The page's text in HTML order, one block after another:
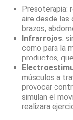
Presoterapia:
aire desde las
brazos,
Infrarrojos:
como para la
productos,
músculos a
provocar
simulan el
realizara